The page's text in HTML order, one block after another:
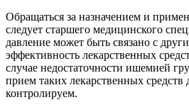
Обращаться за назначением и
следует старшего медицинского
давление может быть связано с
эффективность лекарственных
случае недостаточности ишемией
прием таких лекарственных средств
контролируем.